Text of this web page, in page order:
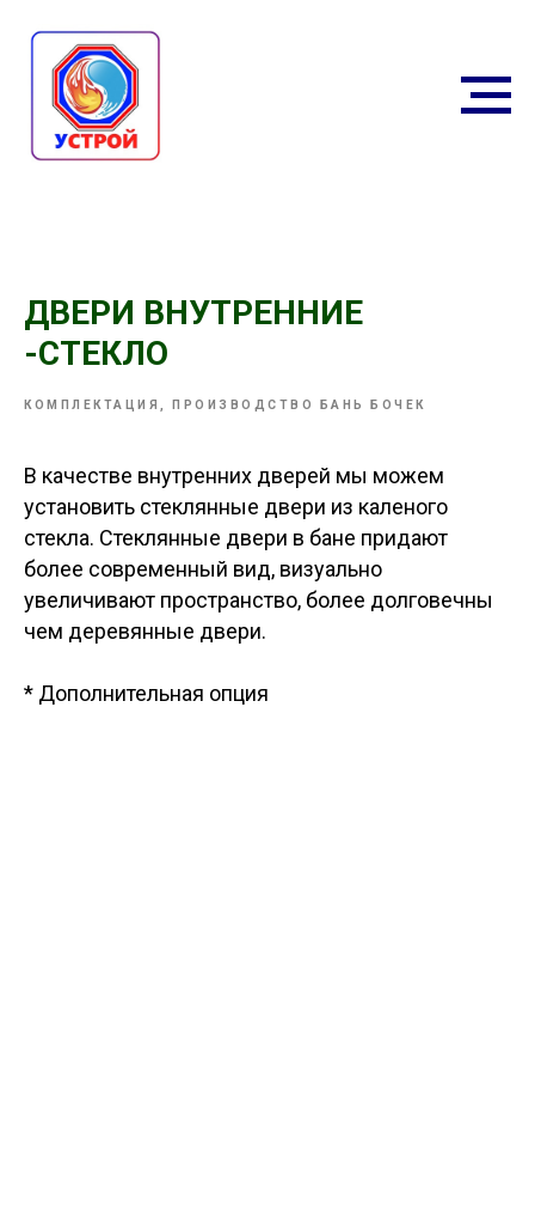
ДВЕРИ ВНУТРЕННИЕ
-СТЕКЛО
КОМПЛЕКТАЦИЯ, ПРОИЗВОДСТВО БАНЬ БОЧЕК
В качестве внутренних дверей мы можем
установить стеклянные двери из каленого
стекла. Стеклянные двери в бане придают
более современный вид, визуально
увеличивают пространство, более долговечны
чем деревянные двери.
* Дополнительная опция